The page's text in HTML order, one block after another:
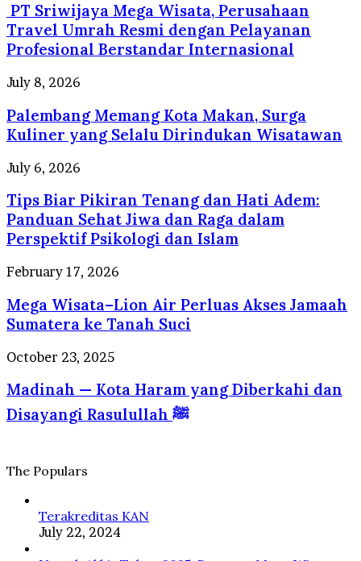
Mega
Wisata,
Perusahaan
Travel
Umrah
Resmi
dengan
Pelayanan
Profesional
Internasional
PT Sriwijaya Mega Wisata, Perusahaan
Travel Umrah Resmi dengan Pelayanan
Profesional Berstandar Internasional
Palembang
Kota
Makan,
Surga
Kuliner
yang
Selalu
Dirindukan
Wisatawan
July 8, 2026
Palembang Memang Kota Makan, Surga
Kuliner yang Selalu Dirindukan Wisatawan
Tips
Pikiran
Tenang
dan
Hati
Adem:
Panduan
Sehat
Jiwa
dan
dalam
Psikologi
dan
Islam
July 6, 2026
Tips Biar Pikiran Tenang dan Hati Adem:
Panduan Sehat Jiwa dan Raga dalam
Perspektif Psikologi dan Islam
Mega
Lion
Air
Perluas
Akses
Sumatera
ke
Tanah
February 17, 2026
Mega Wisata–Lion Air Perluas Akses Jamaah
Sumatera ke Tanah Suci
Madinah
Kota
Haram
yang
Disayangi
October 23, 2025
Madinah — Kota Haram yang Diberkahi dan
Disayangi Rasulullah ﷺ
The Populars
Terakreditas KAN
July 22, 2024